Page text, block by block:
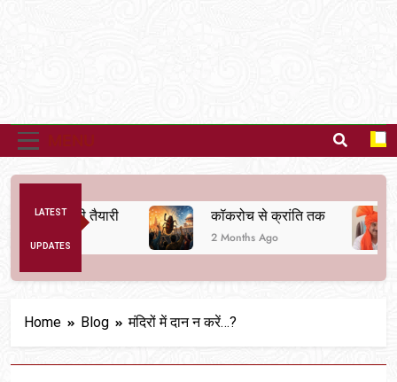
LATEST
UPDATES
की तैयारी कॉकरोच से क्रांति तक
2 Months Ago
Home Blog मंदिरों में दान न करें…?